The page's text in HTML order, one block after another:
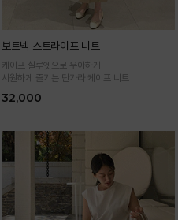
보트넥 스트라이프 니트
케이프 실루엣으로 우아하게
시원하게 즐기는 단가라 케이프 니트
32,000